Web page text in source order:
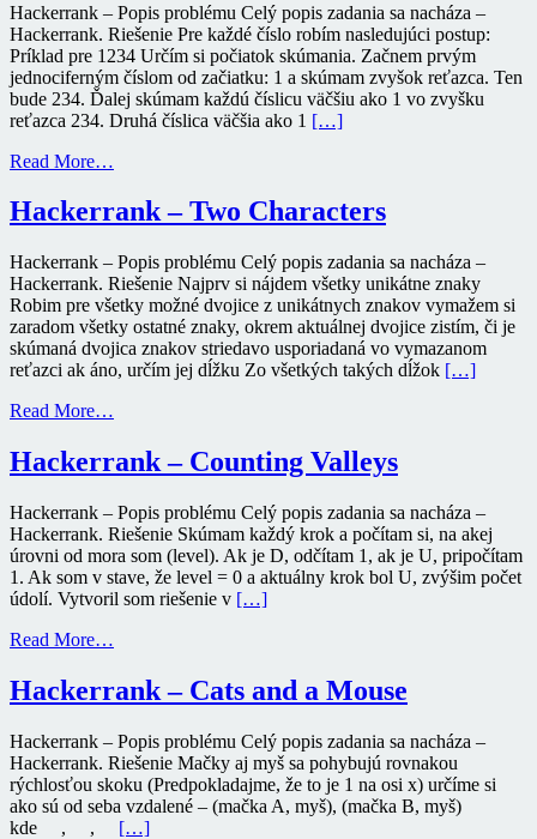
Hackerrank – Popis problému Celý popis zadania sa nacháza –
Hackerrank. Riešenie Pre každé číslo robím nasledujúci postup:
Príklad pre 1234 Určím si počiatok skúmania. Začnem prvým
jednociferným číslom od začiatku: 1 a skúmam zvyšok reťazca. Ten
bude 234. Ďalej skúmam každú číslicu väčšiu ako 1 vo zvyšku
reťazca 234. Druhá číslica väčšia ako 1 […]
Read More…
Hackerrank – Two Characters
Hackerrank – Popis problému Celý popis zadania sa nacháza –
Hackerrank. Riešenie Najprv si nájdem všetky unikátne znaky
Robim pre všetky možné dvojice z unikátnych znakov vymažem si
zaradom všetky ostatné znaky, okrem aktuálnej dvojice zistím, či je
skúmaná dvojica znakov striedavo usporiadaná vo vymazanom
reťazci ak áno, určím jej dĺžku Zo všetkých takých dĺžok […]
Read More…
Hackerrank – Counting Valleys
Hackerrank – Popis problému Celý popis zadania sa nacháza –
Hackerrank. Riešenie Skúmam každý krok a počítam si, na akej
úrovni od mora som (level). Ak je D, odčítam 1, ak je U, pripočítam
1. Ak som v stave, že level = 0 a aktuálny krok bol U, zvýšim počet
údolí. Vytvoril som riešenie v […]
Read More…
Hackerrank – Cats and a Mouse
Hackerrank – Popis problému Celý popis zadania sa nacháza –
Hackerrank. Riešenie Mačky aj myš sa pohybujú rovnakou
rýchlosťou skoku (Predpokladajme, že to je 1 na osi x) určíme si
ako sú od seba vzdalené – (mačka A, myš), (mačka B, myš)
kde , , […]